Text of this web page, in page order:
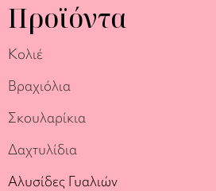
Προϊόντα
Κολιέ
Βραχιόλια
Σκουλαρίκια
Δαχτυλίδια
Αλυσίδες Γυαλιών